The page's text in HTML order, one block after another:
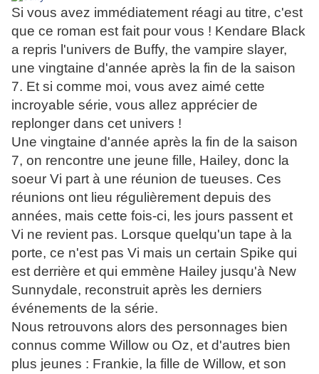
Si vous avez immédiatement réagi au titre, c'est
que ce roman est fait pour vous ! Kendare Black
a repris l'univers de Buffy, the vampire slayer,
une vingtaine d'année après la fin de la saison
7. Et si comme moi, vous avez aimé cette
incroyable série, vous allez apprécier de
replonger dans cet univers !
Une vingtaine d'année après la fin de la saison
7, on rencontre une jeune fille, Hailey, donc la
soeur Vi part à une réunion de tueuses. Ces
réunions ont lieu régulièrement depuis des
années, mais cette fois-ci, les jours passent et
Vi ne revient pas. Lorsque quelqu'un tape à la
porte, ce n'est pas Vi mais un certain Spike qui
est derrière et qui emmène Hailey jusqu'à New
Sunnydale, reconstruit après les derniers
événements de la série.
Nous retrouvons alors des personnages bien
connus comme Willow ou Oz, et d'autres bien
plus jeunes : Frankie, la fille de Willow, et son